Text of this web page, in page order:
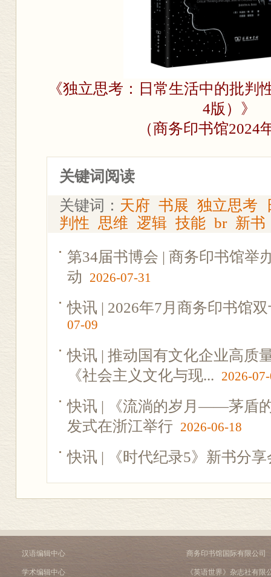
《独立思考：日常生活中的批判
4版）》
（商务印书馆2024
关键词阅读
关键词： 天府 书展 独立思考
判性 思维 逻辑 技能 br 新书
第34届书博会 | 商务印书馆举
动
2026-07-31
快讯 | 2026年7月商务印书馆
07-09
快讯 | 推动国有文化企业高质
《社会主义文化与现... 2026-
快讯 | 《流淌的岁月——茅盾
发式在浙江举行 2026-06-18
快讯 | 《时代纪录5》新书分
汉语编辑中心
学术编辑中心
商务印书馆国际有限公司
《英语世界》杂志社有限